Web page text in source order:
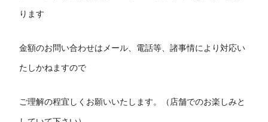
ります
金額のお問い合わせはメール、電話等、諸事情により対応い
たしかねますので
ご理解の程宜しくお願いいたします。（店舗でのお楽しみと